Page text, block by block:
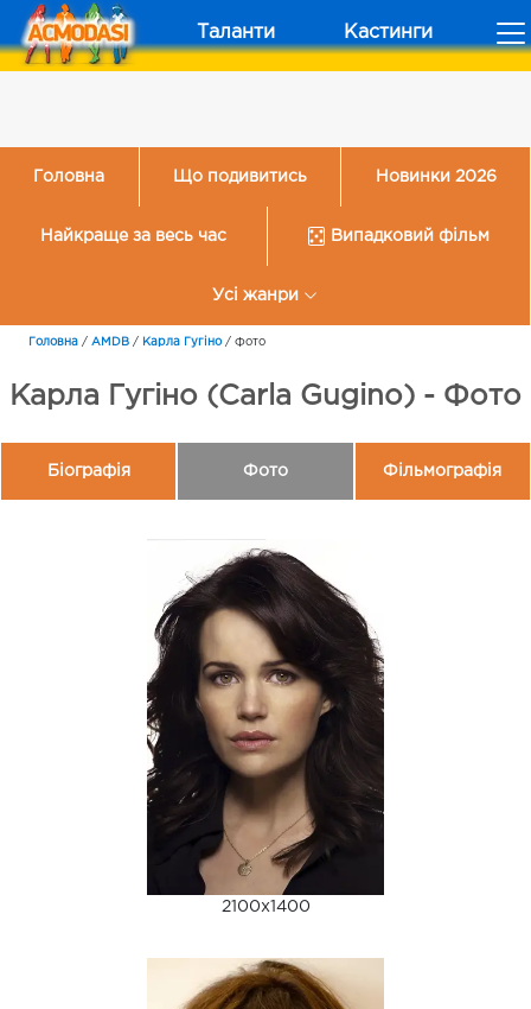
Таланти Кастинги
Головна Що подивитись Новинки 2026
Найкраще за весь час Випадковий фільм
Усі жанри
Головна / AMDB / Карла Гугіно/ Фото
Карла Гугіно (Carla Gugino) - Фото
Біографія Фото Фільмографія
2100x1400